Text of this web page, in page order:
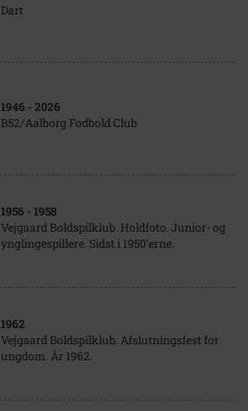
Dart
1946 - 2026
B52/Aalborg Fodbold Club
1956 - 1958
Vejgaard Boldspilklub. Holdfoto. Junior- og
ynglingespillere. Sidst i 1950'erne.
1962
Vejgaard Boldspilklub. Afslutningsfest for
ungdom. År 1962.